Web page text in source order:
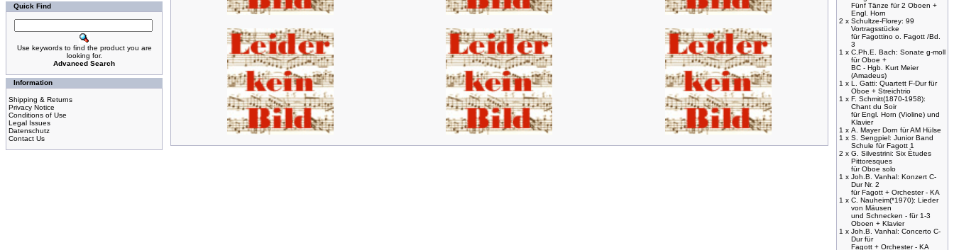
Quick Find
Use keywords to find the product you are
looking for.
Advanced Search
Information
Shipping & Returns
Privacy Notice
Conditions of Use
Legal Issues
Datenschutz
Contact Us
Fünf Tänze für 2 Oboen +
Engl. Horn
2 x Schultze-Florey: 99
Vortragsstücke
für Fagottino o. Fagott /Bd.
3
1 x C.Ph.E. Bach: Sonate g-moll
für Oboe +
BC - Hgb. Kurt Meier
(Amadeus)
1 x L. Gatti: Quartett F-Dur für
Oboe + Streichtrio
1 x F. Schmitt(1870-1958):
Chant du Soir
für Engl. Horn (Violine) und
Klavier
1 x A. Mayer Dorn für AM Hülse
1 x S. Sengpiel: Junior Band
Schule für Fagott 1
2 x G. Silvestrini: Six Ètudes
Pittoresques
für Oboe solo
1 x Joh.B. Vanhal: Konzert C-
Dur Nr. 2
für Fagott + Orchester - KA
1 x C. Nauheim(*1970): Lieder
von Mäusen
und Schnecken - für 1-3
Oboen + Klavier
1 x Joh.B. Vanhal: Concerto C-
Dur für
Fagott + Orchester - KA